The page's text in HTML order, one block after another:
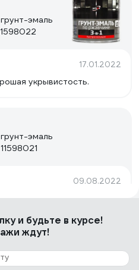
эмаль
17.01.2022
укрывистость.
эмаль
09.08.2022
эмаль по
матовая,
и будьте в курсе!
ждут!